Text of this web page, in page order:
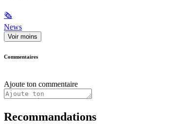
🗞
News
Voir moins
Commentaires
Ajoute ton commentaire
Recommandations